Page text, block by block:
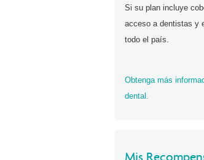
Si su plan incluye
acceso a dentistas y
todo el país.
Obtenga más
dental.
Mis